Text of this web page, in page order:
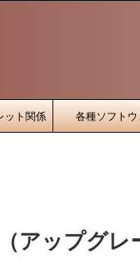
ット関係 各種ソフトウ
アップグレ